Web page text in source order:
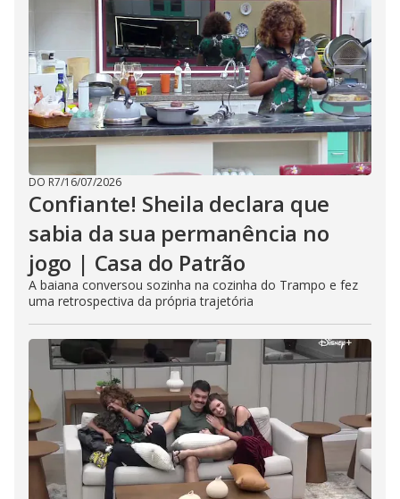
DO R7/16/07/2026
Confiante! Sheila declara que
sabia da sua permanência no
jogo | Casa do Patrão
A baiana conversou sozinha na cozinha do Trampo e fez
uma retrospectiva da própria trajetória